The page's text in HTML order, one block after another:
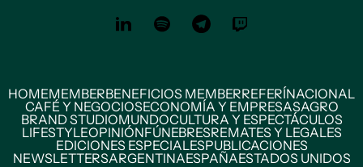
HOMEMEMBERBENEFICIOS MEMBERREFERÍNACIONAL
CAFÉ Y NEGOCIOSECONOMÍA Y EMPRESASAGRO
BRAND STUDIOMUNDOCULTURA Y ESPECTÁCULOS
LIFESTYLEOPINIÓNFÚNEBRESREMATES Y LEGALES
EDICIONES ESPECIALESPUBLICACIONES
NEWSLETTERSARGENTINAESPAÑAESTADOS UNIDOS